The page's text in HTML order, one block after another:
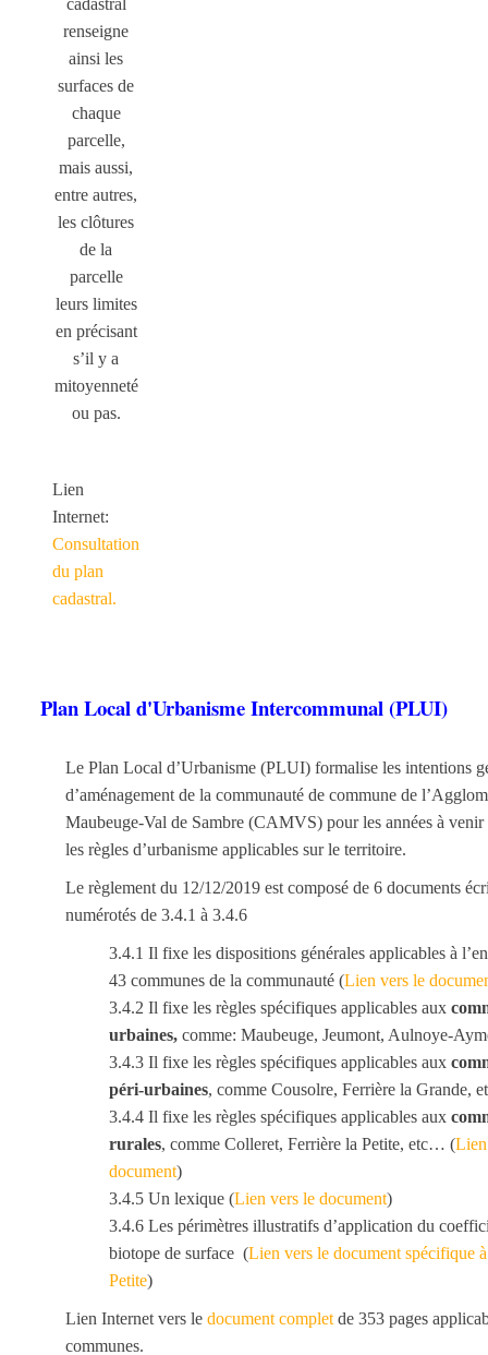
cadastral
renseigne
ainsi les
surfaces de
chaque
parcelle,
mais aussi,
entre autres,
les clôtures
de la
parcelle
leurs limites
en précisant
s’il y a
mitoyenneté
ou pas.
Lien
Internet:
Consultation
du plan
cadastral.
Plan Local d'Urbanisme Intercommunal (PLUI)
Le Plan Local d’Urbanisme (PLUI) formalise les intentions
d’aménagement de la communauté de commune de
Maubeuge-Val de Sambre (CAMVS) pour les années à venir
les règles d’urbanisme applicables sur le territoire.
Le règlement du 12/12/2019 est composé de 6 documents
numérotés de 3.4.1 à 3.4.6
3.4.1 Il fixe les dispositions générales applicables à
43 communes de la communauté (Lien vers le
3.4.2 Il fixe les règles spécifiques applicables aux
urbaines, comme: Maubeuge, Jeumont, Aulnoye-
3.4.3 Il fixe les règles spécifiques applicables aux
péri-urbaines, comme Cousolre, Ferrière la Grande,
3.4.4 Il fixe les règles spécifiques applicables aux
rurales, comme Colleret, Ferrière la Petite, etc… (
document)
3.4.5 Un lexique (Lien vers le document)
3.4.6 Les périmètres illustratifs d’application du
biotope de surface (Lien vers le document spécifique
Petite)
Lien Internet vers le document complet de 353 pages
communes.